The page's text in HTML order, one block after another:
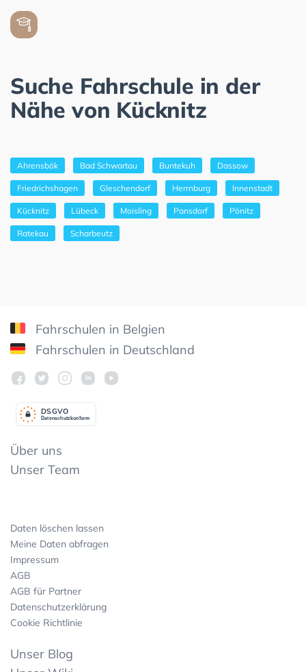
Suche Fahrschule in der
Nähe von Kücknitz
Ahrensbök Bad Schwartau Buntekuh Dassow
Friedrichshagen Gleschendorf Herrnburg Innenstadt
Kücknitz Lübeck Moisling Pansdorf Pönitz
Ratekau Scharbeutz
Fahrschulen in Belgien
Fahrschulen in Deutschland
Datenschutzkonform
DSGVO
Über uns
Unser Team
Daten löschen lassen
Meine Daten abfragen
Impressum
AGB
AGB für Partner
Datenschutzerklärung
Cookie Richtlinie
Unser Blog